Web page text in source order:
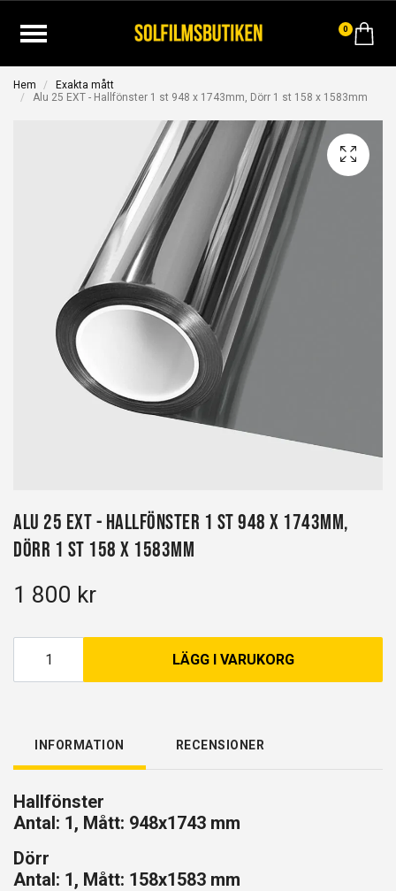
0
Hem
Exakta mått
Alu 25 EXT - Hallfönster 1 st 948 x 1743mm, Dörr 1 st 158 x 1583mm
Alu 25 EXT - Hallfönster 1 st 948 x 1743mm,
Dörr 1 st 158 x 1583mm
1 800 kr
LÄGG I VARUKORG
INFORMATION RECENSIONER
Hallfönster
Antal: 1, Mått: 948x1743 mm
Dörr
Antal: 1, Mått: 158x1583 mm